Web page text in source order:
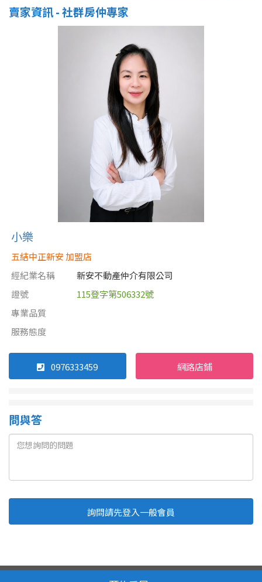
賣家資訊 - 社群房仲專家
小樂
五結中正新安 加盟店
經紀業名稱
新安不動產仲介有限公司
證號
115登字第506332號
專業品質
服務態度
0976333459 網路店鋪
問與答
詢問請先登入一般會員